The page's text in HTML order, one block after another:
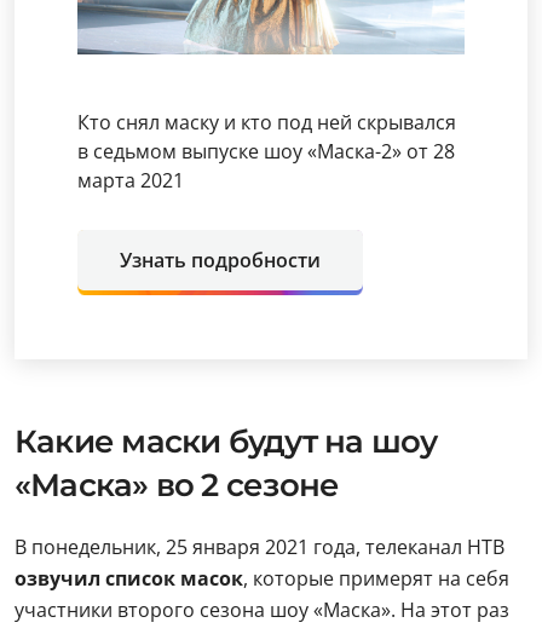
Кто снял маску и кто под ней скрывался
в седьмом выпуске шоу «Маска-2» от 28
марта 2021
Узнать подробности
Какие маски будут на шоу
«Маска» во 2 сезоне
В понедельник, 25 января 2021 года, телеканал НТВ
озвучил список масок, которые примерят на себя
участники второго сезона шоу «Маска». На этот раз